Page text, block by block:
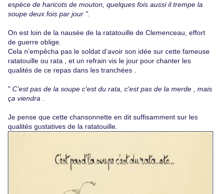
espèce de haricots de mouton, quelques fois aussi il trempe la
soupe deux fois par jour ".
On est loin de la nausée de la ratatouille de Clemenceau, effort
de guerre oblige.
Cela n’empêcha pas le soldat d'avoir son idée sur cette fameuse
ratatouille ou rata , et un refrain vis le jour pour chanter les
qualités de ce repas dans les tranchées .
" C'est pas de la soupe c'est du rata, c'est pas de la merde , mais
ça viendra
Je pense que cette chansonnette en dit suffisamment sur les
qualités gustatives de la ratatouille.